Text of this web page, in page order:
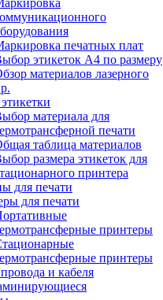
печатных плат
этикеток А4 по размеру
материалов лазерного
материала для
печати
таблица материалов
размера этикеток для
принтера
для печати
для печати
принтеры
принтеры
и кабеля